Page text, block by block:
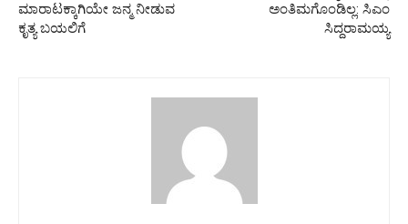
ಮಾರಾಟಕ್ಕಾಗಿಯೇ ಜನ್ಮ ನೀಡುವ
ಕೃತ್ಯ ಬಯಲಿಗೆ
ಅಂತಿಮಗೊಂಡಿಲ್ಲ: ಸಿಎಂ
ಸಿದ್ದರಾಮಯ್ಯ